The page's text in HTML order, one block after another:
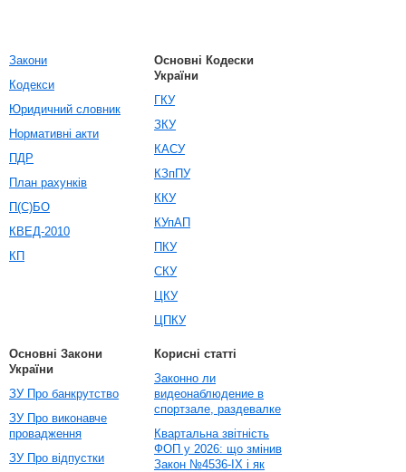
Закони
Кодекси
Юридичний словник
Нормативні акти
ПДР
План рахунків
П(С)БО
КВЕД-2010
КП
Основні Кодески
України
ГКУ
ЗКУ
КАСУ
КЗпПУ
ККУ
КУпАП
ПКУ
СКУ
ЦКУ
ЦПКУ
Основні Закони
України
ЗУ Про банкрутство
ЗУ Про виконавче
провадження
ЗУ Про відпустки
Корисні статті
Законно ли
видеонаблюдение в
спортзале, раздевалке
Квартальна звітність
ФОП у 2026: що змінив
Закон №4536-IX і як